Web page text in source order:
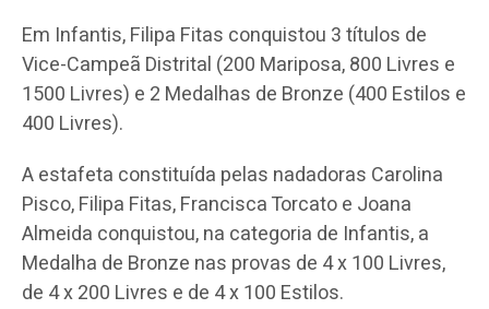
Em Infantis, Filipa Fitas conquistou 3 títulos de
Vice-Campeã Distrital (200 Mariposa, 800 Livres e
1500 Livres) e 2 Medalhas de Bronze (400 Estilos e
400 Livres).
A estafeta constituída pelas nadadoras Carolina
Pisco, Filipa Fitas, Francisca Torcato e Joana
Almeida conquistou, na categoria de Infantis, a
Medalha de Bronze nas provas de 4 x 100 Livres,
de 4 x 200 Livres e de 4 x 100 Estilos.